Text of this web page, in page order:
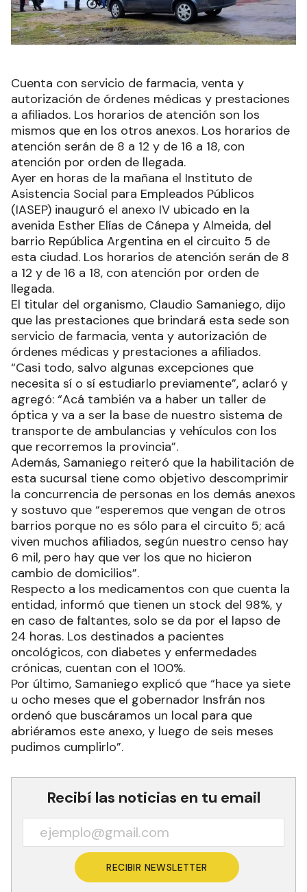
Cuenta con servicio de farmacia, venta y
autorización de órdenes médicas y prestaciones
a afiliados. Los horarios de atención son los
mismos que en los otros anexos. Los horarios de
atención serán de 8 a 12 y de 16 a 18, con
atención por orden de llegada.
Ayer en horas de la mañana el Instituto de
Asistencia Social para Empleados Públicos
(IASEP) inauguró el anexo IV ubicado en la
avenida Esther Elías de Cánepa y Almeida, del
barrio República Argentina en el circuito 5 de
esta ciudad. Los horarios de atención serán de 8
a 12 y de 16 a 18, con atención por orden de
llegada.
El titular del organismo, Claudio Samaniego, dijo
que las prestaciones que brindará esta sede son
servicio de farmacia, venta y autorización de
órdenes médicas y prestaciones a afiliados.
“Casi todo, salvo algunas excepciones que
necesita sí o sí estudiarlo previamente”, aclaró y
agregó: “Acá también va a haber un taller de
óptica y va a ser la base de nuestro sistema de
transporte de ambulancias y vehículos con los
que recorremos la provincia”.
Además, Samaniego reiteró que la habilitación de
esta sucursal tiene como objetivo descomprimir
la concurrencia de personas en los demás anexos
y sostuvo que “esperemos que vengan de otros
barrios porque no es sólo para el circuito 5; acá
viven muchos afiliados, según nuestro censo hay
6 mil, pero hay que ver los que no hicieron
cambio de domicilios”.
Respecto a los medicamentos con que cuenta la
entidad, informó que tienen un stock del 98%, y
en caso de faltantes, solo se da por el lapso de
24 horas. Los destinados a pacientes
oncológicos, con diabetes y enfermedades
crónicas, cuentan con el 100%.
Por último, Samaniego explicó que “hace ya siete
u ocho meses que el gobernador Insfrán nos
ordenó que buscáramos un local para que
abriéramos este anexo, y luego de seis meses
pudimos cumplirlo”.
Recibí las noticias en tu email
RECIBIR NEWSLETTER